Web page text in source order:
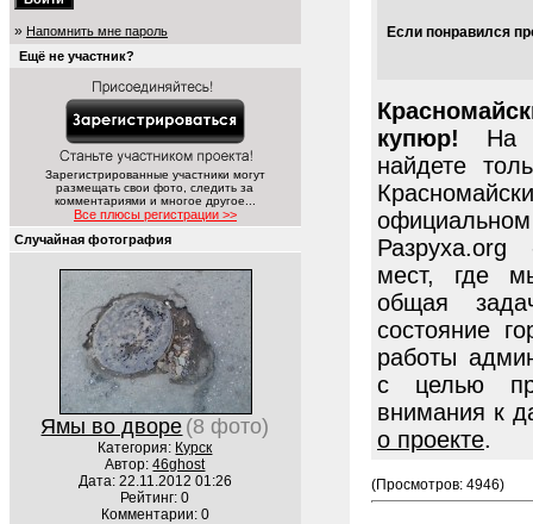
» Напомнить мне пароль
Ещё не участник?
Зарегистрированные участники могут
размещать свои фото, следить за
комментариями и многое другое...
Все плюсы регистрации >>
Случайная фотография
Ямы во дворе (8 фото)
Категория: Курск
Автор:46ghost
Дата: 22.11.2012 01:26
Рейтинг: 0
Комментарии: 0
Если понравился
купюр! На
найдете
официальном
мест, где
общая
состояние
работы
с целью
внимания к
о проекте.
(Просмотров: 4946)